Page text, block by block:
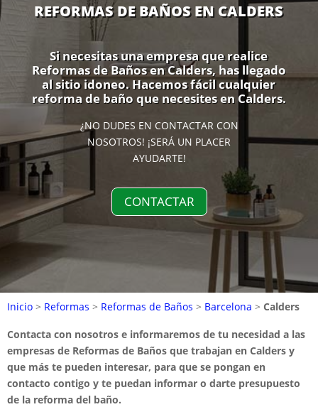
REFORMAS DE BAÑOS EN CALDERS
Si necesitas una empresa que realice
Reformas de Baños en Calders, has llegado
al sitio idoneo. Hacemos fácil cualquier
reforma de baño que necesites en Calders.
¿NO DUDES EN CONTACTAR CON
NOSOTROS! ¡SERÁ UN PLACER
AYUDARTE!
CONTACTAR
Inicio > Reformas > Reformas de Baños > Barcelona > Calders
Contacta con nosotros e informaremos de tu necesidad a las
empresas de Reformas de Baños que trabajan en Calders y
que más te pueden interesar, para que se pongan en
contacto contigo y te puedan informar o darte presupuesto
de la reforma del baño.